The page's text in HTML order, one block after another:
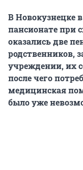
В Новокузнецке
пансионате при
оказались две
родственников,
учреждении, их
после чего
медицинская
было уже